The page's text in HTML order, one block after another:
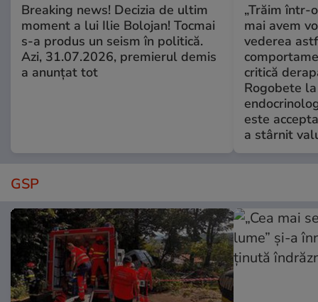
Breaking news! Decizia de ultim
moment a lui Ilie Bolojan! Tocmai
s-a produs un seism în politică.
Azi, 31.07.2026, premierul demis
a anunțat tot
„Trăim într-
mai avem
vederea
critică
Rogobete
este
a stârnit
GSP